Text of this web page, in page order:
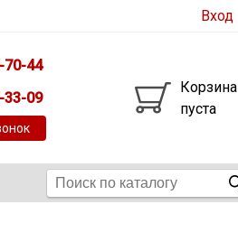
Вход
70-44
33-09
Корзина
пуста